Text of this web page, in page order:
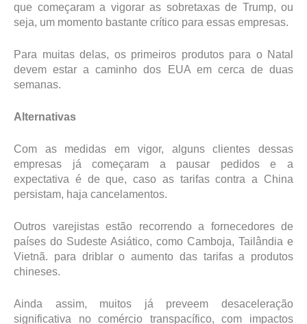
que começaram a vigorar as sobretaxas de Trump, ou
seja, um momento bastante crítico para essas empresas.
Para muitas delas, os primeiros produtos para o Natal
devem estar a caminho dos EUA em cerca de duas
semanas.
Alternativas
Com as medidas em vigor, alguns clientes dessas
empresas já começaram a pausar pedidos e a
expectativa é de que, caso as tarifas contra a China
persistam, haja cancelamentos.
Outros varejistas estão recorrendo a fornecedores de
países do Sudeste Asiático, como Camboja, Tailândia e
Vietnã. para driblar o aumento das tarifas a produtos
chineses.
Ainda assim, muitos já preveem desaceleração
significativa no comércio transpacífico, com impactos